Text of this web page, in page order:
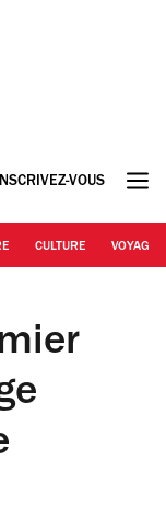
VOUS
CULTURE VOYAGE